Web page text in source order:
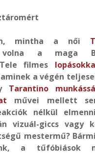
mintha a női
volna a maga
filmes
a végén
Tarantino
művei mellett
nélkül
vizuál-giccs vagy
mestermű?
a tűfóbiások